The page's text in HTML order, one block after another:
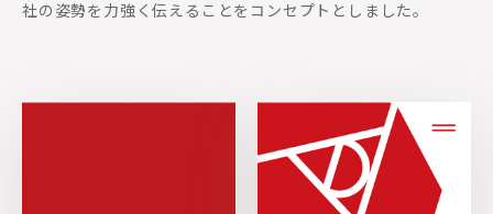
社の姿勢を力強く伝えることをコンセプトとしました。